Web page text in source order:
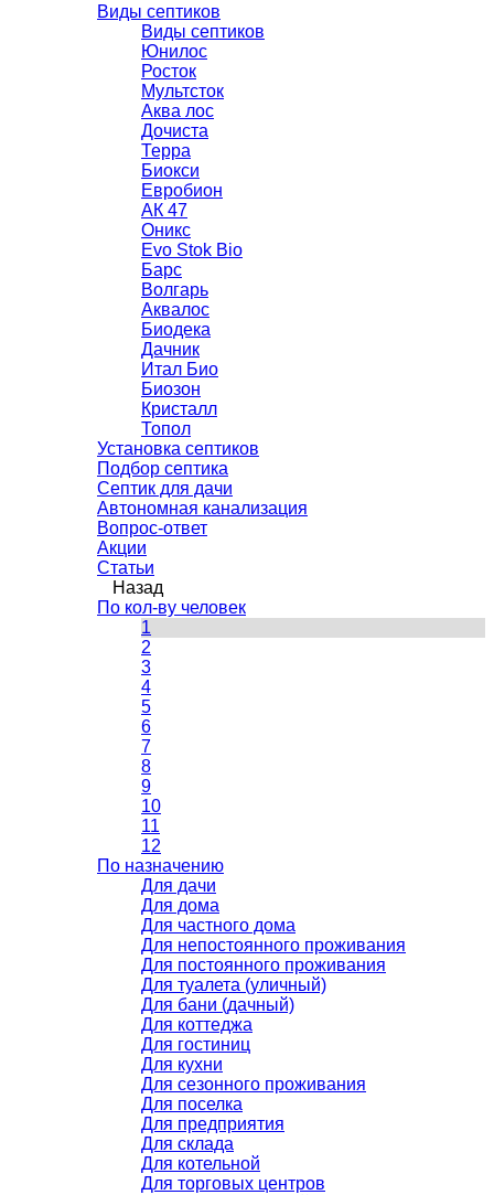
Виды септиков
Виды септиков
Юнилос
Росток
Мультсток
Аква лос
Дочиста
Терра
Биокси
Евробион
АК 47
Оникс
Evo Stok Bio
Барс
Волгарь
Аквалос
Биодека
Дачник
Итал Био
Биозон
Кристалл
Топол
Установка септиков
Подбор септика
Септик для дачи
Автономная канализация
Вопрос-ответ
Акции
Статьи
Назад
По кол-ву человек
1
2
3
4
5
6
7
8
9
10
11
12
По назначению
Для дачи
Для дома
Для частного дома
Для непостоянного проживания
Для постоянного проживания
Для туалета (уличный)
Для бани (дачный)
Для коттеджа
Для гостиниц
Для кухни
Для сезонного проживания
Для поселка
Для предприятия
Для склада
Для котельной
Для торговых центров